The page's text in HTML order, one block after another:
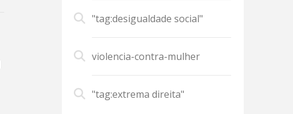
"tag:desigualdade social"
violencia-contra-mulher
"tag:extrema direita"